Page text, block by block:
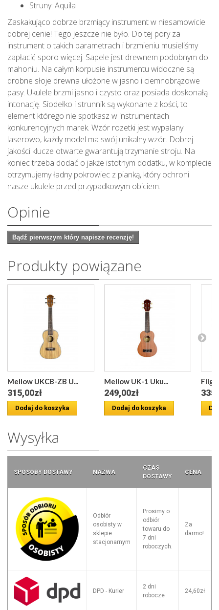
Struny: Aquila
Zaskakująco dobrze brzmiący instrument w niesamowicie
dobrej cenie! Tego jeszcze nie było. Do tej pory za
instrument o takich parametrach i brzmieniu musieliśmy
zapłacić sporo więcej. Sapele jest drewnem podobnym do
mahoniu. Na całym korpusie instrumentu widoczne są
drobne słoje drewna ułożone w jasno i ciemnobrązowe
pasy. Ukulele brzmi jasno i czysto oraz posiada doskonałą
intonację. Siodełko i strunnik są wykonane z kości, to
element którego nie spotkasz w instrumentach
konkurencyjnych marek. Wzór rozetki jest wypalany
laserowo, każdy model ma swój unikalny wzór. Dobrej
jakości klucze otwarte gwarantują trzymanie stroju. Na
koniec trzeba dodać o jakże istotnym dodatku, w komplecie
otrzymujemy ładny pokrowiec z pianką, który ochroni
nasze ukulele przed przypadkowym obiciem.
Opinie
Bądź pierwszym który napisze recenzję!
Produkty powiązane
Mellow UKCB-ZB U...
315,00zł
Dodaj do koszyka
Mellow UK-1 Uku...
249,00zł
Dodaj do koszyka
Wysyłka
SPOSOBY DOSTAWY NAZWA
CZAS
DOSTAWY
CENA
Odbiór
osobisty w
sklepie
stacjonarnym
Prosimy o
odbiór
towaru do
7 dni
roboczych.
Za
darmo!
DPD - Kurier
2 dni
robocze
24,60zł